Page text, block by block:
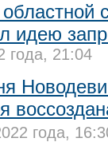
идею
года, 21:04
года,